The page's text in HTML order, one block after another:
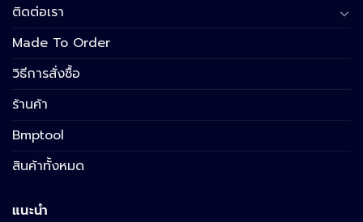
ติดต่อเรา
Made To Order
วิธีการสั่งซื้อ
ร้านค้า
Bmptool
สินค้าทั้งหมด
แนะนำ